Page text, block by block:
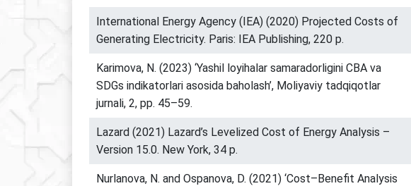
International Energy Agency (IEA) (2020) Projected Costs of
Generating Electricity. Paris: IEA Publishing, 220 p.
Karimova, N. (2023) ‘Yashil loyihalar samaradorligini CBA va
SDGs indikatorlari asosida baholash’, Moliyaviy tadqiqotlar
jurnali, 2, pp. 45–59.
Lazard (2021) Lazard’s Levelized Cost of Energy Analysis –
Version 15.0. New York, 34 p.
Nurlanova, N. and Ospanova, D. (2021) ‘Cost–Benefit Analysis